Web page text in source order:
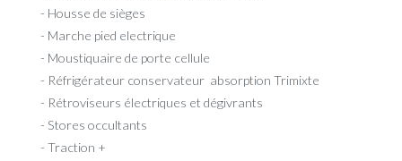
- Housse de sièges
- Marche pied electrique
- Moustiquaire de porte cellule
- Réfrigérateur conservateur absorption Trimixte
- Rétroviseurs électriques et dégivrants
- Stores occultants
- Traction +